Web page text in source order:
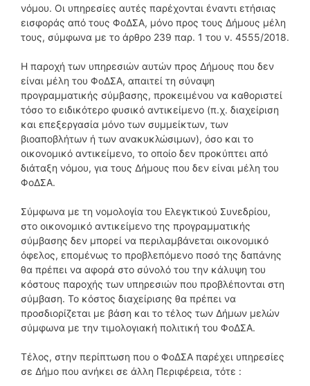
νόμου. Οι υπηρεσίες αυτές παρέχονται έναντι ετήσιας
εισφοράς από τους ΦοΔΣΑ, μόνο προς τους Δήμους μέλη
τους, σύμφωνα με το άρθρο 239 παρ. 1 του ν. 4555/2018.
Η παροχή των υπηρεσιών αυτών προς Δήμους που δεν
είναι μέλη του ΦοΔΣΑ, απαιτεί τη σύναψη
προγραμματικής σύμβασης, προκειμένου να καθοριστεί
τόσο το ειδικότερο φυσικό αντικείμενο (π.χ. διαχείριση
και επεξεργασία μόνο των συμμείκτων, των
βιοαποβλήτων ή των ανακυκλώσιμων), όσο και το
οικονομικό αντικείμενο, το οποίο δεν προκύπτει από
διάταξη νόμου, για τους Δήμους που δεν είναι μέλη του
ΦοΔΣΑ.
Σύμφωνα με τη νομολογία του Ελεγκτικού Συνεδρίου,
στο οικονομικό αντικείμενο της προγραμματικής
σύμβασης δεν μπορεί να περιλαμβάνεται οικονομικό
όφελος, επομένως το προβλεπόμενο ποσό της δαπάνης
θα πρέπει να αφορά στο σύνολό του την κάλυψη του
κόστους παροχής των υπηρεσιών που προβλέπονται στη
σύμβαση. Το κόστος διαχείρισης θα πρέπει να
προσδιορίζεται με βάση και το τέλος των Δήμων μελών
σύμφωνα με την τιμολογιακή πολιτική του ΦοΔΣΑ.
Τέλος, στην περίπτωση που ο ΦοΔΣΑ παρέχει υπηρεσίες
σε Δήμο που ανήκει σε άλλη Περιφέρεια, τότε :